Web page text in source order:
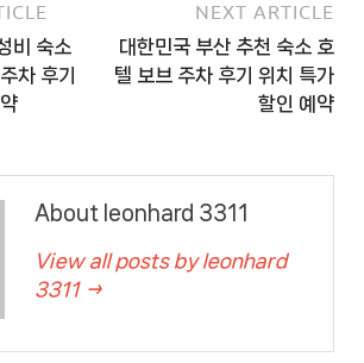
비 숙소
차 후기
NEXT ARTICLE
대한민국 부산 추천 숙소 호
텔 보브 주차 후기 위치 특가
할인 예약
About leonhard 3311
View all posts by leonhard
3311 →